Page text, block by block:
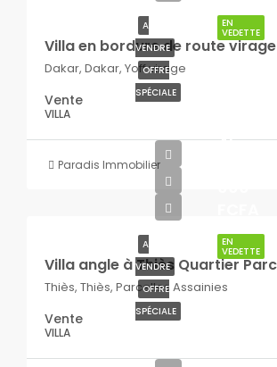
EN
VEDETTE
A
VENDRE
OFFRE
SPÉCIALE
Dakar, Dakar, Yoff virage
Vente
VILLA
Paradis Immobilier
EN
VEDETTE
A
VENDRE
OFFRE
SPÉCIALE
45
Thiès, Thiès, Parcelles Assainies
Vente
VILLA